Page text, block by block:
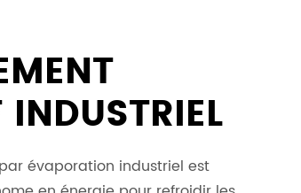
évaporation industriel est